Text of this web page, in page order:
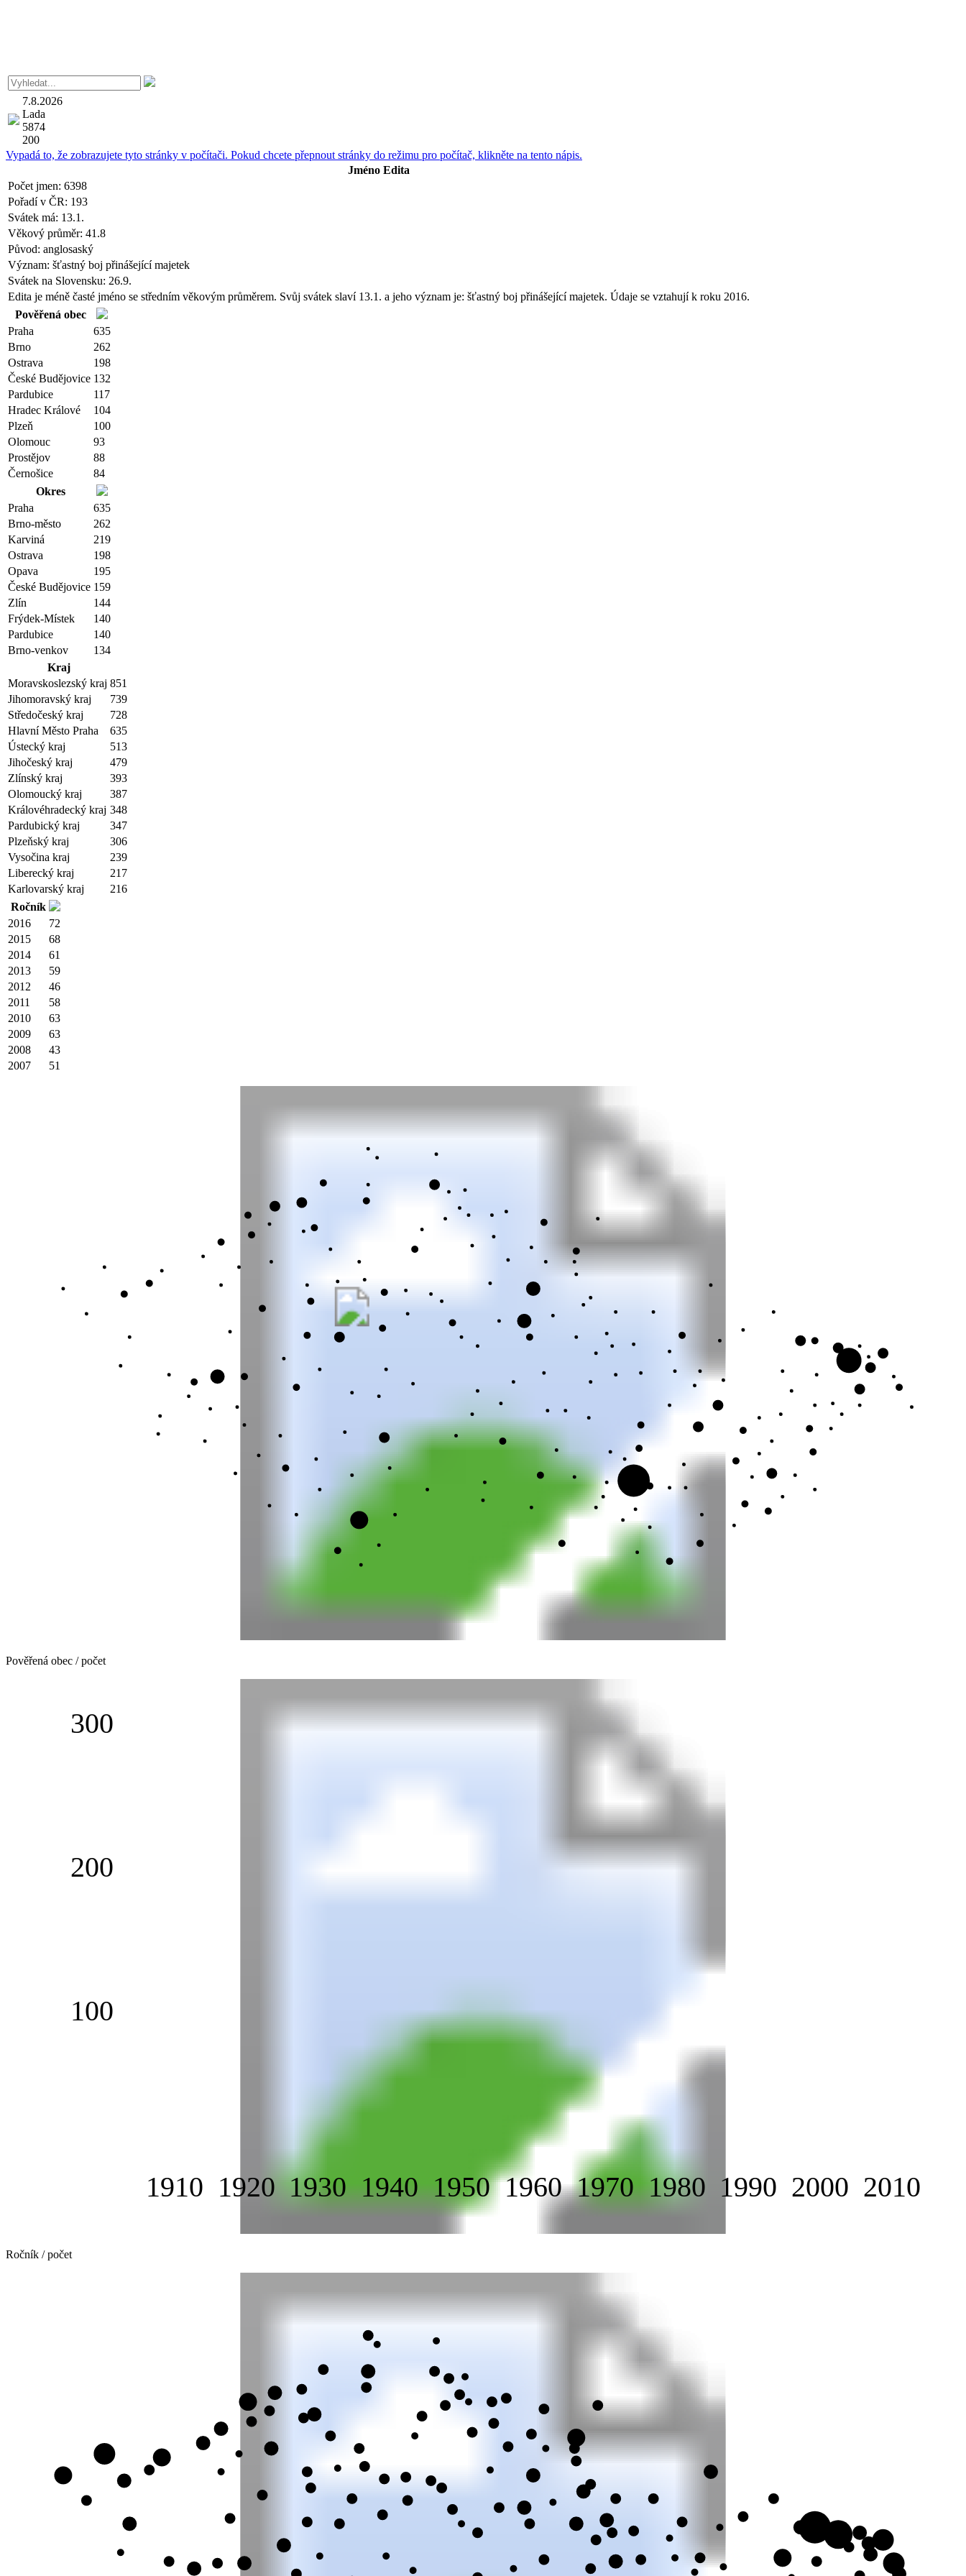
7.8.2026
Lada
5874
200
Vypadá to, že zobrazujete tyto stránky v počítači. Pokud chcete přepnout stránky do režimu pro počítač, klikněte na tento nápis.
Jméno Edita
Počet jmen: 6398
Pořadí v ČR: 193
Svátek má: 13.1.
Věkový průměr: 41.8
Původ: anglosaský
Význam: šťastný boj přinášející majetek
Svátek na Slovensku: 26.9.
Edita je méně časté jméno se středním věkovým průměrem. Svůj svátek slaví 13.1. a jeho význam je: šťastný boj přinášející majetek. Údaje se vztahují k roku 2016.
Pověřená obec
Praha
635
Brno
262
Ostrava
198
České Budějovice 132
Pardubice
117
Hradec Králové
104
Plzeň
100
Olomouc
93
Prostějov
88
Černošice
84
Okres
Praha
635
Brno-město
262
Karviná
219
Ostrava
198
Opava
195
České Budějovice 159
Zlín
144
Frýdek-Místek
140
Pardubice
140
Brno-venkov
134
Kraj
Moravskoslezský kraj 851
Jihomoravský kraj
739
Středočeský kraj
728
Hlavní Město Praha
635
Ústecký kraj
513
Jihočeský kraj
479
Zlínský kraj
393
Olomoucký kraj
387
Královéhradecký kraj 348
Pardubický kraj
347
Plzeňský kraj
306
Vysočina kraj
239
Liberecký kraj
217
Karlovarský kraj
216
Ročník
2016
72
2015
68
2014
61
2013
59
2012
46
2011
58
2010
63
2009
63
2008
43
2007
51
Pověřená obec / počet
1910 1920 1930 1940 1950 1960 1970 1980 1990 2000 2010
100
200
300
Ročník / počet